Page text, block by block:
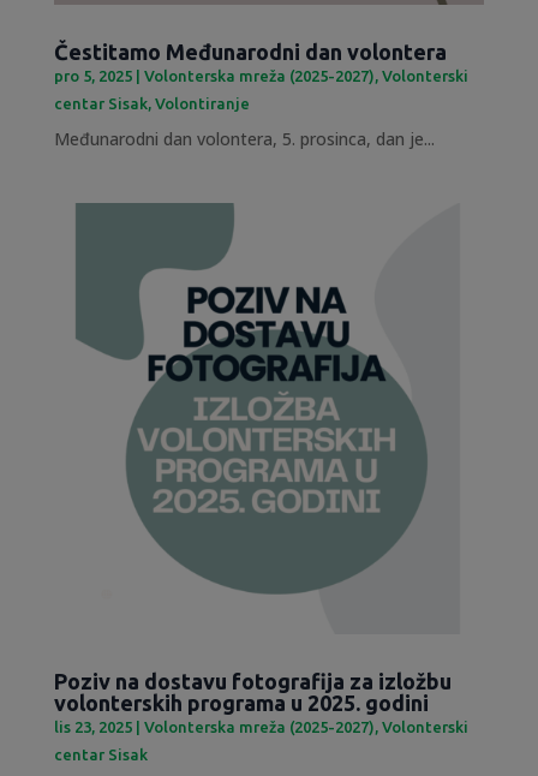
Čestitamo Međunarodni dan volontera
pro 5, 2025| Volonterska mreža (2025-2027), Volonterski
centar Sisak, Volontiranje
Međunarodni dan volontera, 5. prosinca, dan je...
Poziv na dostavu fotografija za izložbu
volonterskih programa u 2025. godini
lis 23, 2025| Volonterska mreža (2025-2027) Volonterski
centar Sisak